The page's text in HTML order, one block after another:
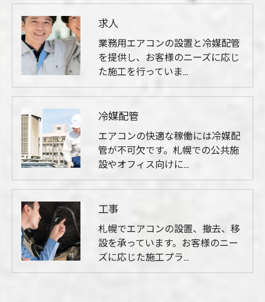
求人
業務用エアコンの設置と冷媒配管
を提供し、お客様のニーズに応じ
た施工を行っていま…
冷媒配管
エアコンの快適な稼働には冷媒配
管が不可欠です。札幌での公共施
設やオフィス向けに…
工事
札幌でエアコンの設置、撤去、移
設を承っています。お客様のニー
ズに応じた施工プラ…